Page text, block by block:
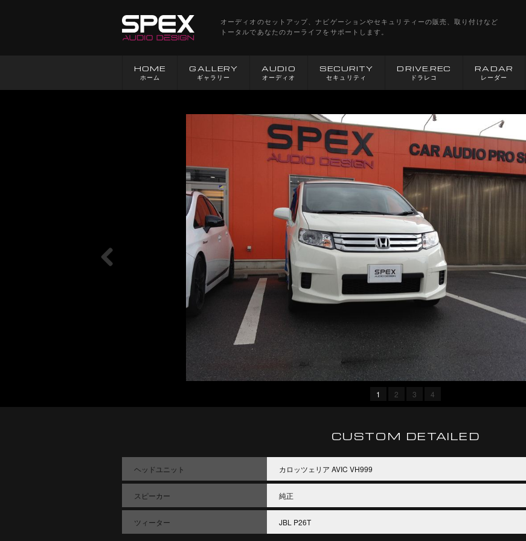
オーディオのセットアップ、ナビゲーションやセキュリティーの販売、取り付けなど
トータルであなたのカーライフをサポートします。
HOME
ホーム
GALLERY
ギャラリー
AUDIO
オーディオ
SECURITY
セキュリティ
DRIVE.REC
ドラレコ
RADAR
レーダー
1 2 3 4
CUSTOM DETAILED
ヘッドユニット カロッツェリア AVIC VH999
スピーカー 純正
ツィーター JBL P26T